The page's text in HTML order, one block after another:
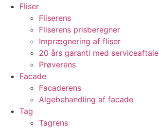
Fliser
Fliserens
Fliserens prisberegner
Imprægnering af fliser
20 års garanti med serviceaftale
Prøverens
Facade
Facaderens
Algebehandling af facade
Tag
Tagrens